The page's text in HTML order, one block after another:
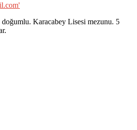
Karacabey Lisesi mezunu. 5